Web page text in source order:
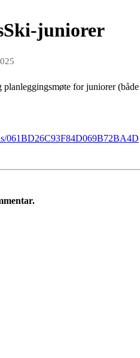
juniorer
for juniorer (både
061BD26C93F84D069B72BA4D